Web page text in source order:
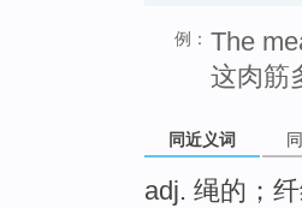
例： The
这肉筋
同近义词
adj. 绳的；